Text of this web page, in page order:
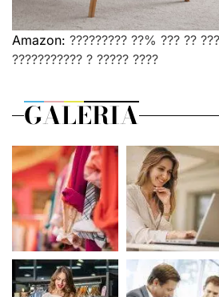
Amazon: ????????? ??% ??? ??
??????????? ? ????? ????
GALERIA